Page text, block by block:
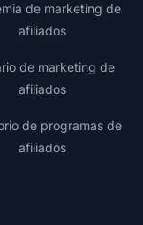
de marketing de
afiliados
de marketing de
afiliados
de programas de
afiliados